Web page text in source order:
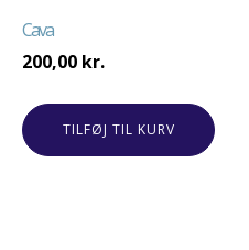
Cava
200,00 kr.
TILFØJ TIL KURV